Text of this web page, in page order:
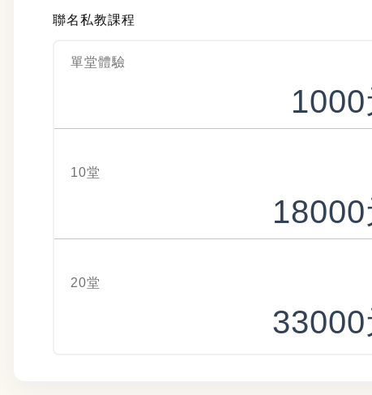
聯名私教課程
單堂體驗
1000
10堂
18000
20堂
33000